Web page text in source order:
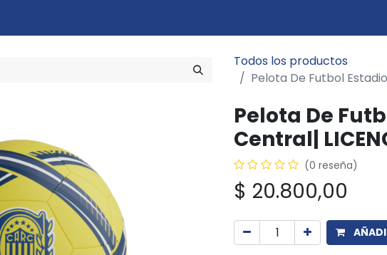
Todos los productos
Pelota De Futbol
Pelota De
Central|
(0 reseña)
$ 20.800,00